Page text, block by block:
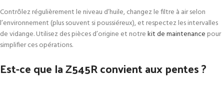
Contrôlez régulièrement le niveau d’huile, changez le filtre à air selon
l’environnement (plus souvent si poussiéreux), et respectez les intervalles
de vidange. Utilisez des pièces d’origine et notrekit de maintenance pour
simplifier ces opérations.
Est-ce que la Z545R convient aux pentes ?